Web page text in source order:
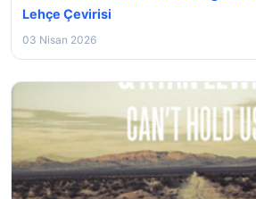
Lehçe Çevirisi
03 Nisan 2026